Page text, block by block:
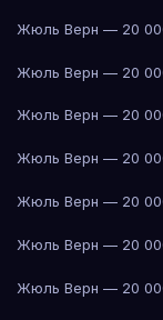
Жюль Верн — 20
Жюль Верн — 20
Жюль Верн — 20
Жюль Верн — 20
Жюль Верн — 20
Жюль Верн — 20
Жюль Верн — 20